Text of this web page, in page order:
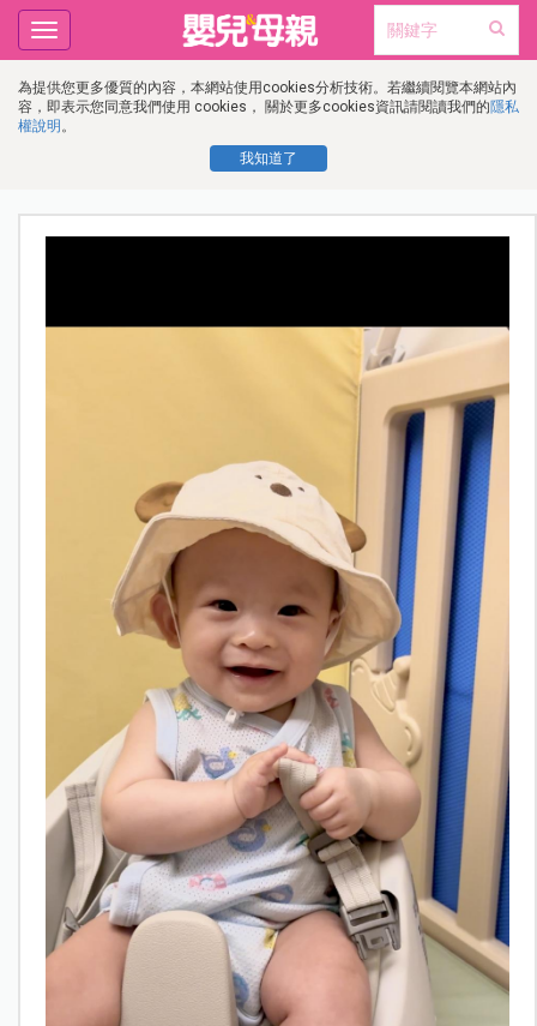
為提供您更多優質的內容，本網站使用cookies分析技術。若繼續閱覽本網站內
容，即表示您同意我們使用 cookies， 關於更多cookies資訊請閱讀我們的隱私
權說明 。
我知道了
Toggle
navigation